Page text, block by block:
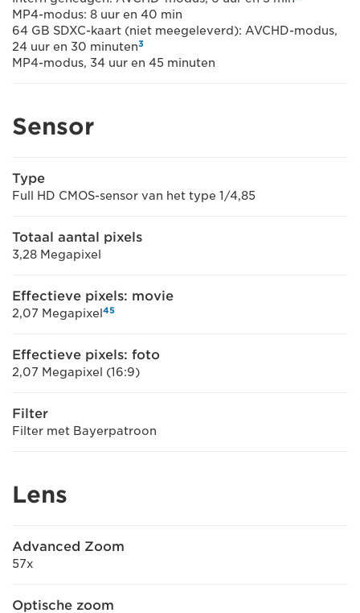
MP4-modus: 8 uur en 40 min
64 GB SDXC-kaart (niet meegeleverd): AVCHD-modus,
24 uur en 30 minuten3
MP4-modus, 34 uur en 45 minuten
Sensor
Type
Full HD CMOS-sensor van het type 1/4,85
Totaal aantal pixels
3,28 Megapixel
Effectieve pixels: movie
2,07 Megapixel 45
Effectieve pixels: foto
2,07 Megapixel (16:9)
Filter
Filter met Bayerpatroon
Lens
Advanced Zoom
57x
Optische zoom